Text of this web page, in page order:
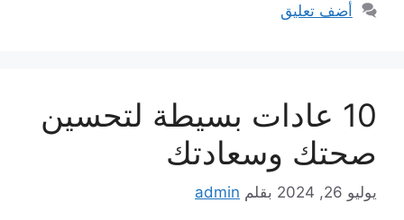
أضف تعليق
10 عادات بسيطة لتحسين
صحتك وسعادتك
يوليو 26, 2024 بقلم admin